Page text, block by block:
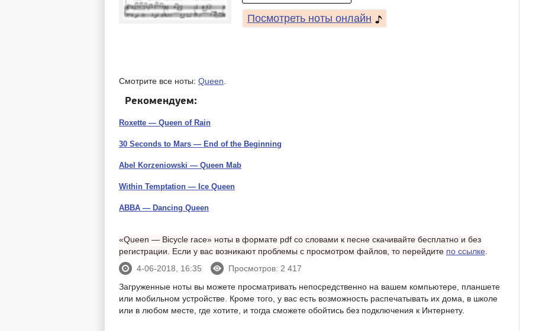
Посмотреть ноты онлайн
Смотрите все ноты: Queen
Рекомендуем:
Roxette — Queen of Rain
30 Seconds to Mars — End of the Beginning
Abel Korzeniowski — Queen Mab
Within Temptation — Ice Queen
ABBA — Dancing Queen
«Queen — Bicycle race» ноты в формате pdf со словами к песне скачивайте бесплатно и без
регистрации. Если у вас возникают проблемы с просмотром файлов, то перейдите по ссылке.
4-06-2018, 16:35
Просмотров: 2 417
Загруженные ноты вы можете просматривать непосредственно на вашем компьютере, планшете
или мобильном устройстве. Кроме того, у вас есть возможность распечатывать их дома, в школе
или в любом месте, где хотите, и тогда сможете обойтись без подключения к Интернету.